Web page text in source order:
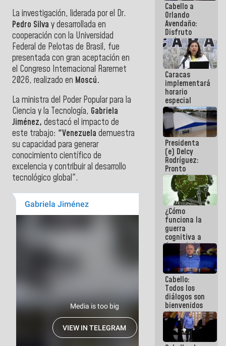
La investigación, liderada por el Dr.
Pedro Silva y desarrollada en
cooperación con la Universidad
Federal de Pelotas de Brasil, fue
presentada con gran aceptación en
el Congreso Internacional Raremet
2026, realizado en Moscú.
La ministra del Poder Popular para la
Ciencia y la Tecnología, Gabriela
Jiménez, destacó el impacto de
este trabajo: "Venezuela demuestra
su capacidad para generar
conocimiento científico de
excelencia y contribuir al desarrollo
tecnológico global".
Cabello a
Orlando
Avendaño:
Disfruto
cada vez
que escribes
porque lo
que haces
es
embarrarla
Caracas
implementará
horario
especial
para
adaptarse
al plan de
ahorro
energético
Presidenta
(e) Delcy
Rodríguez:
Pronto
restableceremos
las
operaciones
en el
Aeropuerto
Internacional
de
Maiquetía
¿Cómo
funciona la
guerra
cognitiva a
favor de la
narrativa
hegemónica?
(1)
Cabello:
Todos los
diálogos son
bienvenidos
siempre que
estén en el
marco de la
Constitución